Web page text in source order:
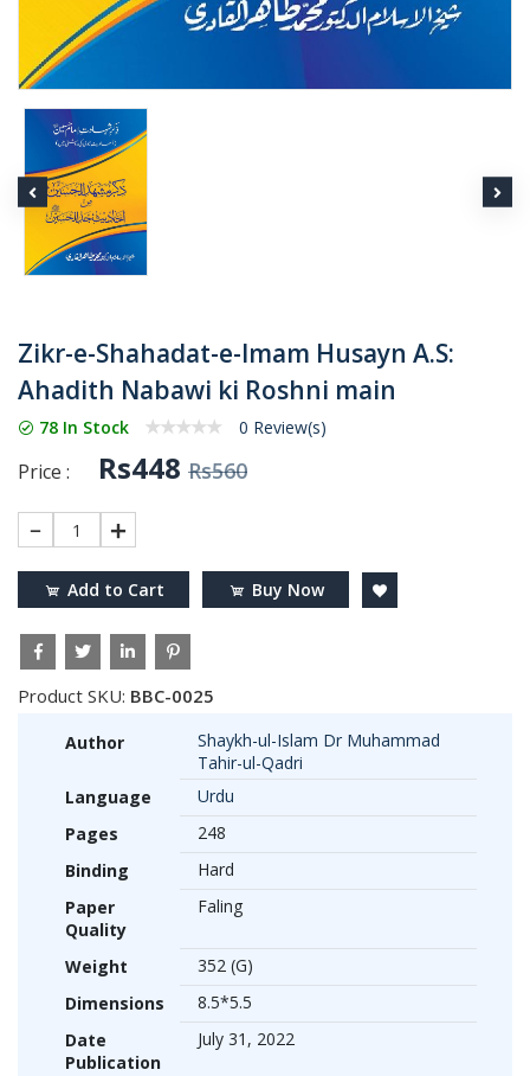
Zikr-e-Shahadat-e-Imam Husayn A.S:
Ahadith Nabawi ki Roshni main
78 In Stock 0 Review(s)
Price : Rs448 Rs560
1
Add to Cart Buy Now
Product SKU: BBC-0025
Author
Shaykh-ul-Islam Dr Muhammad
Tahir-ul-Qadri
Language
Urdu
Pages
248
Binding
Hard
Paper
Quality
Faling
Weight
352 (G)
Dimensions
8.5*5.5
Date
Publication
July 31, 2022